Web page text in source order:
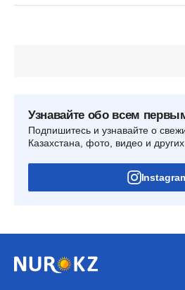
Узнавайте обо всем
Подпишитесь и узнавайте о
Казахстана, фото, видео и